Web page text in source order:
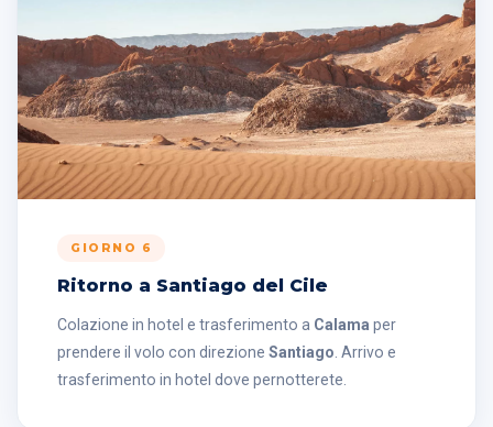
GIORNO 6
Ritorno a Santiago del Cile
Colazione in hotel e trasferimento a Calama per
prendere il volo con direzione Santiago . Arrivo e
trasferimento in hotel dove pernotterete.